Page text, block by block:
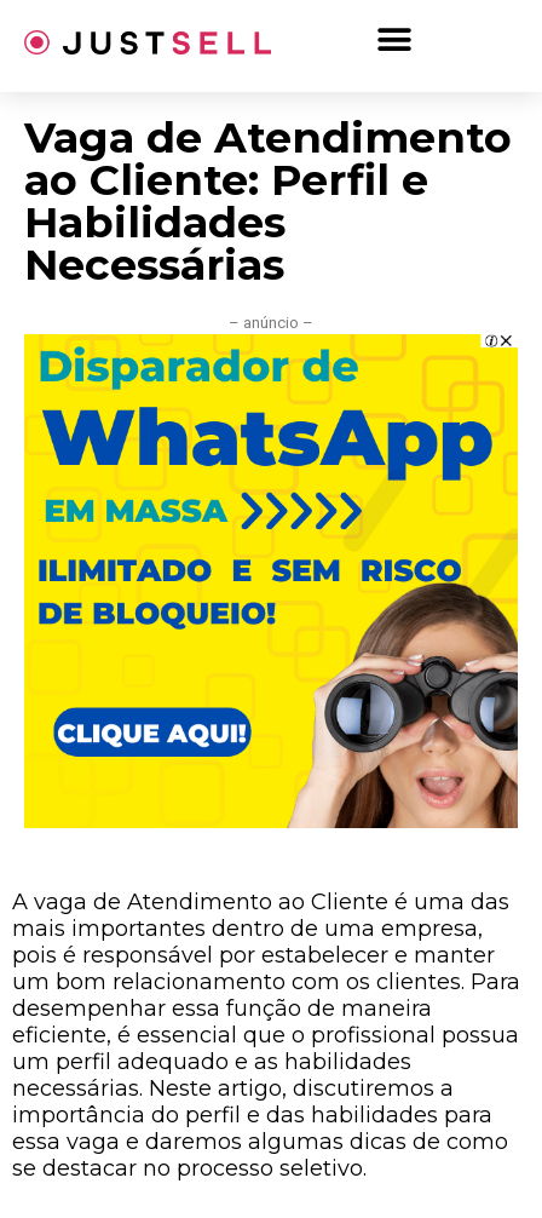
para
Vaga de Atendimento
ao Cliente: Perfil e
Habilidades
Necessárias
– anúncio –
A vaga de Atendimento ao Cliente é uma das
mais importantes dentro de uma empresa,
pois é responsável por estabelecer e manter
um bom relacionamento com os clientes. Para
desempenhar essa função de maneira
eficiente, é essencial que o profissional possua
um perfil adequado e as habilidades
necessárias. Neste artigo, discutiremos a
importância do perfil e das habilidades para
essa vaga e daremos algumas dicas de como
se destacar no processo seletivo.